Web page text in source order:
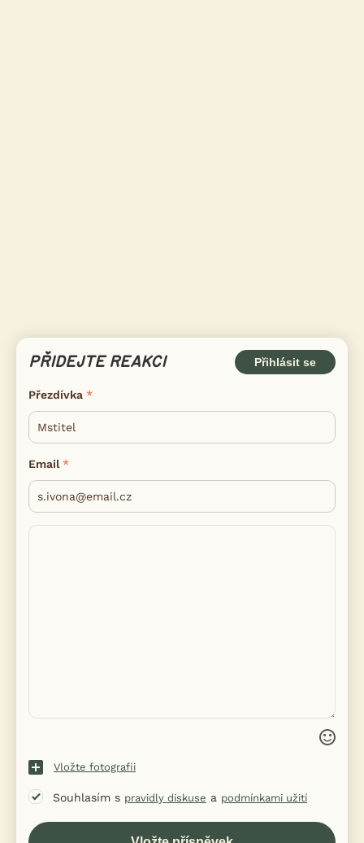
PŘIDEJTE REAKCI Přihlásit se
Přezdívka
Email
Vložte fotografii
Souhlasím s pravidly diskuse a podmínkami užití